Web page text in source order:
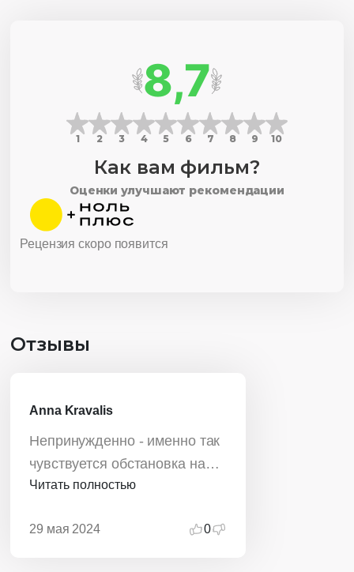
8,7
1 2 3 4 5 6 7 8 9 10
Как вам фильм?
Оценки улучшают рекомендации
Рецензия скоро появится
Отзывы
Anna Kravalis
Непринужденно - именно так
чувствуется обстановка на
протяжении всего фильма. А
Фильм буду использовать
Читать полностью
29 мая 2024 0